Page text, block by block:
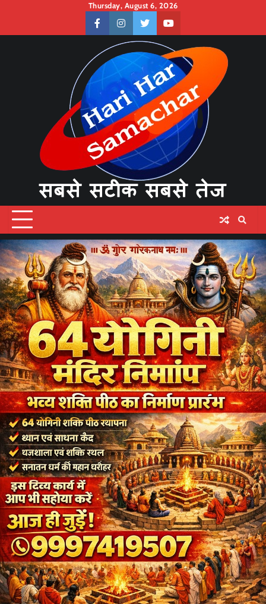
content
Thursday, August 6, 2026
facebookinstagramtwitteryoutube